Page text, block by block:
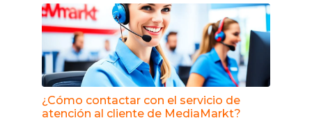
¿Cómo contactar con el servicio de
atención al cliente de MediaMarkt?